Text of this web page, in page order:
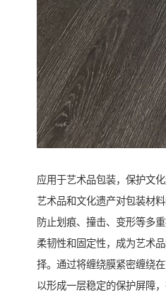
应用于艺术品包装，保护文
艺术品和文化遗产对包装材
防止划痕、撞击、变形等多
柔韧性和固定性，成为艺术
择。通过将缠绕膜紧密缠绕
以形成一层稳定的保护屏障